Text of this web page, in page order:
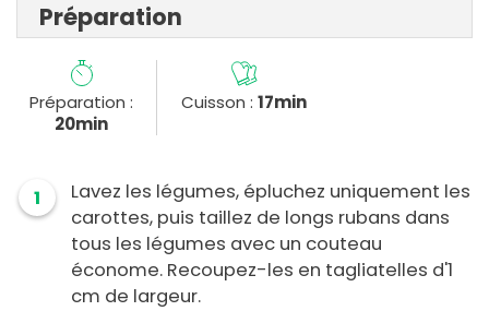
Préparation
Préparation :
20min
Cuisson :17min
1
Lavez les légumes, épluchez uniquement les
carottes, puis taillez de longs rubans dans
tous les légumes avec un couteau
économe. Recoupez-les en tagliatelles d'1
cm de largeur.